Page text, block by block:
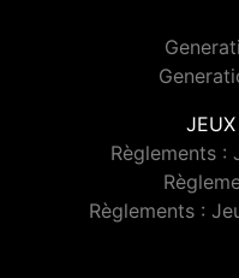
Règlements :
Règlements :